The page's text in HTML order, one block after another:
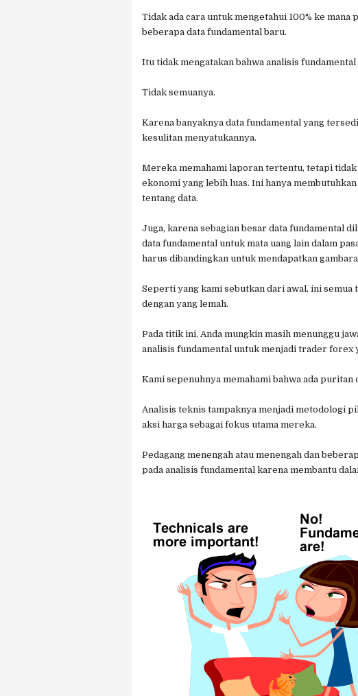
Tidak ada cara untuk mengetahui 100% ke mana
beberapa data fundamental baru.
Itu tidak mengatakan bahwa analisis
Tidak semuanya.
Karena banyaknya data fundamental yang
kesulitan menyatukannya.
Mereka memahami laporan tertentu, tetapi tidak
ekonomi yang lebih luas. Ini hanya
tentang data.
Juga, karena sebagian besar data fundamental
data fundamental untuk mata uang lain dalam
harus dibandingkan untuk mendapatkan
Seperti yang kami sebutkan dari awal, ini semua
dengan yang lemah.
Pada titik ini, Anda mungkin masih menunggu
analisis fundamental untuk menjadi trader forex
Kami sepenuhnya memahami bahwa ada puritan
Analisis teknis tampaknya menjadi metodologi
aksi harga sebagai fokus utama mereka.
Pedagang menengah atau menengah dan
pada analisis fundamental karena membantu